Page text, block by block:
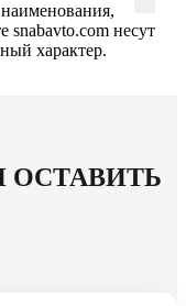
snabavto.com несут
характер.
ОСТАВИТЬ